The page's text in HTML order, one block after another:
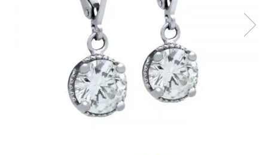
Bijuterii argint placat cu aur
Bijuterii argint cu diverse
Bijuterii argint cu murano
Bijuterii gotice si rock
Bijuterii Handmade
Bijuterii fantezie
Casete si cutii de bijuterii
Bijuterii tungsten